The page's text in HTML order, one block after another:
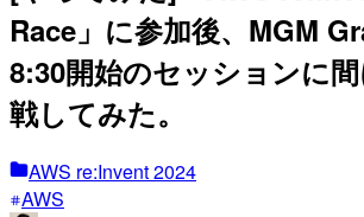
Race」に参加後、MGM
8:30開始のセッションに
戦してみた。
AWS re:Invent 2024
AWS